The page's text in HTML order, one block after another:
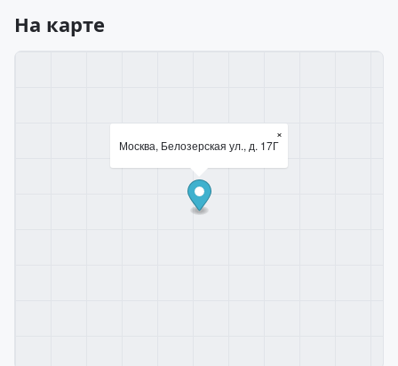
На карте
Москва, Белозерская ул., д. 17Г
×